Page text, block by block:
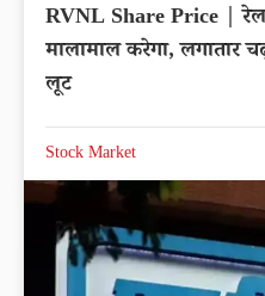
RVNL Share Price |
मालामाल करेगा, लगातार
लूट
Stock Market